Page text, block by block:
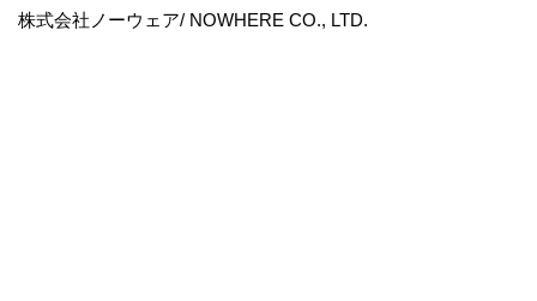
株式会社ノーウェア/ NOWHERE CO., LTD.